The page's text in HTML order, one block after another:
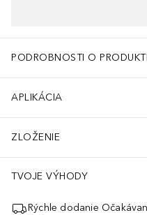
PODROBNOSTI O
APLIKÁCIA
ZLOŽENIE
TVOJE VÝHODY
Rýchle dodanie